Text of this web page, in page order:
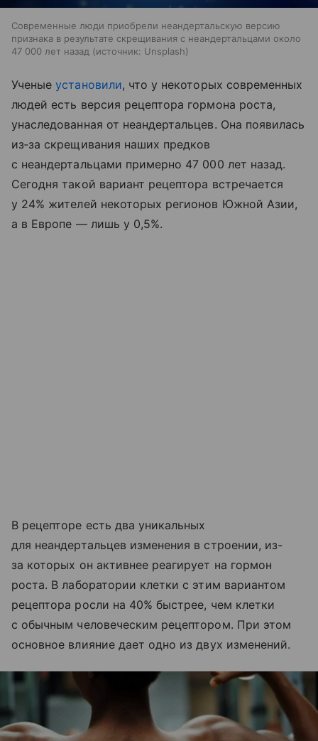
Современные люди приобрели неандертальскую версию
признака в результате скрещивания с неандертальцами около
47 000 лет назад
источник: Unsplash
Ученыеустановили, что у некоторых современных
людей есть версия рецептора гормона роста,
унаследованная от неандертальцев. Она появилась
из‑за скрещивания наших предков
с неандертальцами примерно 47 000 лет назад.
Сегодня такой вариант рецептора встречается
у 24% жителей некоторых регионов Южной Азии,
а в Европе — лишь у 0,5%.
В рецепторе есть два уникальных
для неандертальцев изменения в строении, из-
за которых он активнее реагирует на гормон
роста. В лаборатории клетки с этим вариантом
рецептора росли на 40% быстрее, чем клетки
с обычным человеческим рецептором. При этом
основное влияние дает одно из двух изменений.